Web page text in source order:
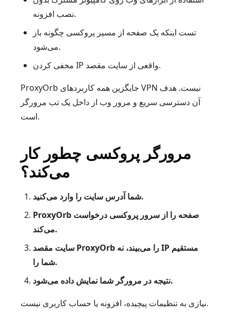
نصب افزونه.
تست اینکه یک صفحه از مسیر پروکسی چگونه باز
می‌شود.
مخفی کردن IP واقعی از سایت مقصد.
ProxyOrb جایگزین همه کاربردهای VPN نیست. هدف
آن دسترسی سریع و مرور وب از داخل یک تب مرورگر
است.
مرورگر پروکسی چطور کار
می‌کند؟
شما آدرس سایت را وارد می‌کنید.
ProxyOrb صفحه را از سرور پروکسی درخواست
می‌کند.
سایت مقصد ProxyOrb را می‌بیند، نه IP مستقیم
شما را.
نتیجه در مرورگر شما نمایش داده می‌شود.
نیازی به تنظیمات پیچیده، افزونه یا حساب کاربری نیست.